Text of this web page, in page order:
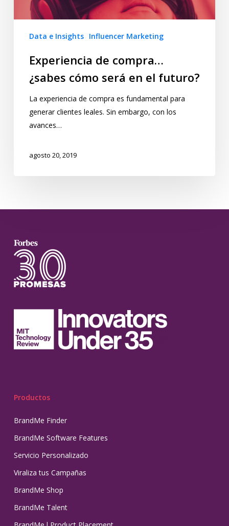
Data e Insights Influencer Marketing
Experiencia de compra…
¿sabes cómo será en el futuro?
La experiencia de compra es fundamental para
generar clientes leales. Sin embargo, con los
avances…
agosto 20, 2019
Productos
BrandMe Finder
BrandMe Software Features
Servicio Personalizado
Viraliza tus Campañas
BrandMe Shop
BrandMe Talent